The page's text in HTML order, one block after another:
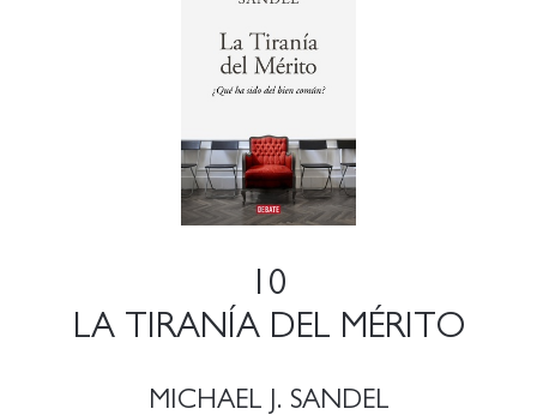
10
LA TIRANÍA DEL MÉRITO
MICHAEL J. SANDEL